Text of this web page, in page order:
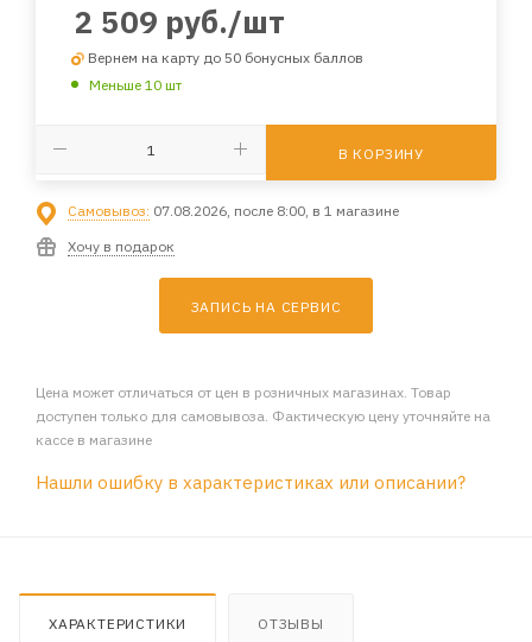
2 509 руб./шт
Вернем на карту до 50 бонусных баллов
Меньше 10 шт
В КОРЗИНУ
Самовывоз: 07.08.2026, после 8:00, в 1 магазине
Хочу в подарок
ЗАПИСЬ НА СЕРВИС
Цена может отличаться от цен в розничных магазинах. Товар
доступен только для самовывоза. Фактическую цену уточняйте на
кассе в магазине
Нашли ошибку в характеристиках или описании?
ХАРАКТЕРИСТИКИ ОТЗЫВЫ